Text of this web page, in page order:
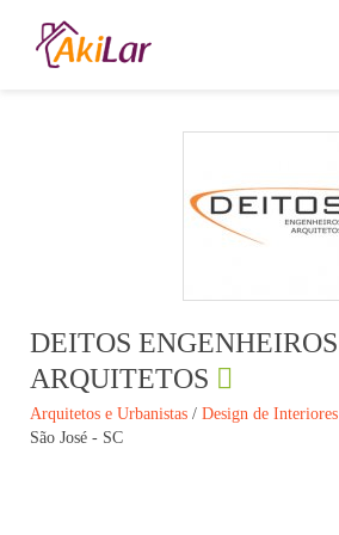
DEITOS ENGENHEIROS
ARQUITETOS
Arquitetos e Urbanistas / Design de Interiores
São José - SC